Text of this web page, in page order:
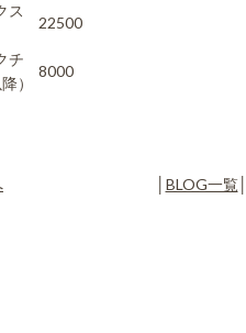
ス
22500
チ
）
8000
BLOG一覧│